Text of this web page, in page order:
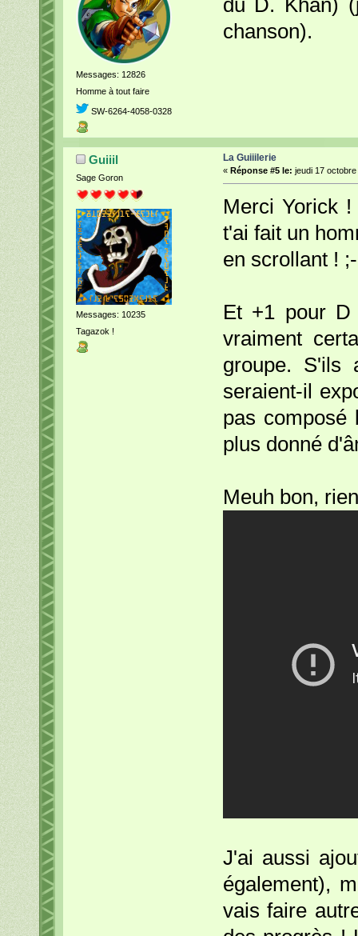
Messages: 12826
Homme à tout faire
SW-6264-4058-0328
du D. Khan)
chanson).
Guiiil
Sage Goron
Messages: 10235
Tagazok !
La Guiiilerie
« Réponse #5 le: jeudi 17
Merci Yorick
t'ai fait un
en scrollant !
Et +1 pour D
vraiment
groupe. S'ils
seraient-il
pas composé
plus donné
Meuh bon,
J'ai aussi
également),
vais faire